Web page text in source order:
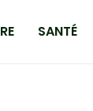
SANTÉ